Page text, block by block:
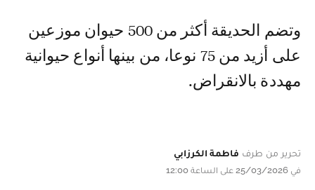
وتضم الحديقة أكثر من 500 حيوان موزعين
على أزيد من 75 نوعا، من بينها أنواع حيوانية
مهددة بالانقراض.
تحرير من طرف فاطمة الكرزابي
في 25/03/2026 على الساعة 12:00